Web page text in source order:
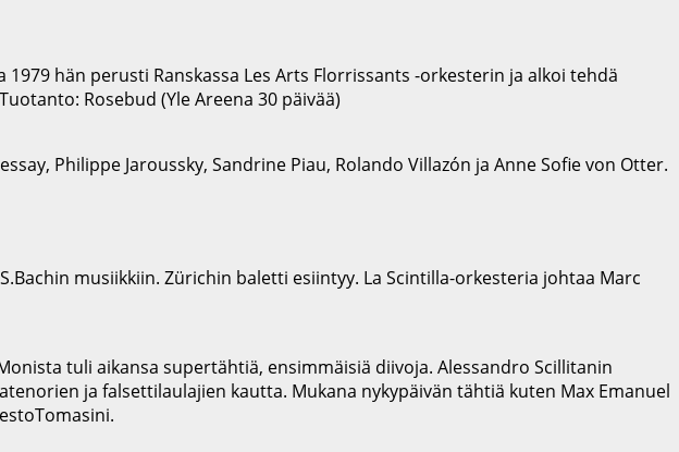
hän perusti Ranskassa Les Arts Florrissants -orkesterin ja alkoi tehdä
Rosebud (Yle Areena 30 päivää)
Philippe Jaroussky, Sandrine Piau, Rolando Villazón ja Anne Sofie von Otter.
musiikkiin. Zürichin baletti esiintyy. La Scintilla-orkesteria johtaa Marc
tuli aikansa supertähtiä, ensimmäisiä diivoja. Alessandro Scillitanin
ja falsettilaulajien kautta. Mukana nykypäivän tähtiä kuten Max Emanuel